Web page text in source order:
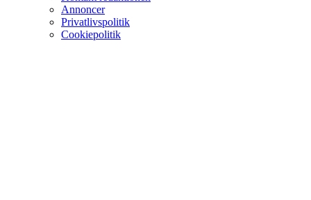
Annoncer
Privatlivspolitik
Cookiepolitik